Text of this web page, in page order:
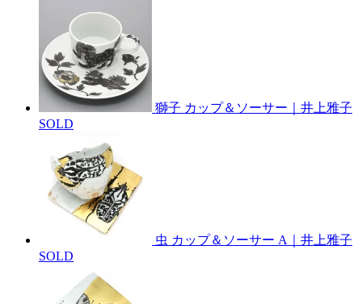
獅子 カップ＆ソーサー｜井上雅子
SOLD
虫 カップ＆ソーサー A｜井上雅子
SOLD